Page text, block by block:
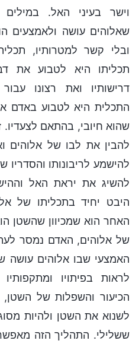
וישר בעיני האל.
שאלוהים עושה ולאמצעים
ובלי קשר למטרותיו,
תכליתו היא לטבוע את
דרישותיו ואת רצונו
התכלית היא לטבוע באדם
שהוא חיובי, בהתאם
להבין את לבו של אלוהים
להישמע לריבונותו
להשיג את יראת האל
היבט יחיד בתכליתו של
האחר הוא שמכיוון שהשטן
של אלוהים, האדם נמסר
האמצעי שבו אלוהים עושה
לראות בפיתויו
הכיעור והשפלות של השטן,
לשנוא את השטן ולהיות
ששלילי. התהליך הזה